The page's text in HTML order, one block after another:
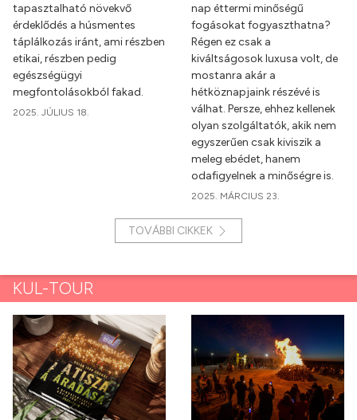
tapasztalható növekvő
érdeklődés a húsmentes
táplálkozás iránt, ami részben
etikai, részben pedig
egészségügyi
megfontolásokból fakad.
2025. JÚLIUS 18.
nap éttermi minőségű
fogásokat fogyaszthatna?
Régen ez csak a
kiváltságosok luxusa volt, de
mostanra akár a
hétköznapjaink részévé is
válhat. Persze, ehhez kellenek
olyan szolgáltatók, akik nem
egyszerűen csak kiviszik a
meleg ebédet, hanem
odafigyelnek a minőségre is.
2025. MÁRCIUS 23.
TOVÁBBI CIKKEK
KUL-TOUR